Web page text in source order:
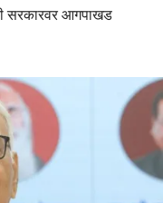
सरकारवर आगपाखड